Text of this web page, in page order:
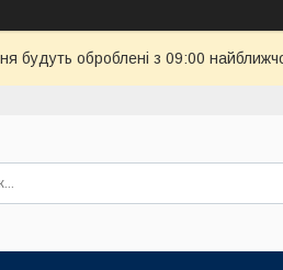
будуть оброблені з 09:00